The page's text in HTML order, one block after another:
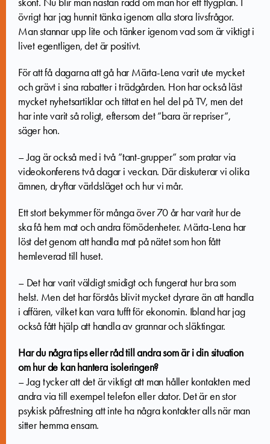
övrigt har jag hunnit tänka igenom alla stora livsfrågor.
Man stannar upp lite och tänker igenom vad som är viktigt i
livet egentligen, det är positivt.
För att få dagarna att gå har Märta-Lena varit ute mycket
och grävt i sina rabatter i trädgården. Hon har också läst
mycket nyhetsartiklar och tittat en hel del på TV, men det
har inte varit så roligt, eftersom det ”bara är repriser”,
säger hon.
– Jag är också med i två ”tant-grupper” som pratar via
videokonferens två dagar i veckan. Där diskuterar vi olika
ämnen, dryftar världsläget och hur vi mår.
Ett stort bekymmer för många över 70 år har varit hur de
ska få hem mat och andra förnödenheter. Märta-Lena har
löst det genom att handla mat på nätet som hon fått
hemleverad till huset.
– Det har varit väldigt smidigt och fungerat hur bra som
helst. Men det har förstås blivit mycket dyrare än att handla
i affären, vilket kan vara tufft för ekonomin. Ibland har jag
också fått hjälp att handla av grannar och släktingar.
Har du några tips eller råd till andra som är i din situation
om hur de kan hantera isoleringen?
– Jag tycker att det är viktigt att man håller kontakten med
andra via till exempel telefon eller dator. Det är en stor
psykisk påfrestning att inte ha några kontakter alls när man
sitter hemma ensam.